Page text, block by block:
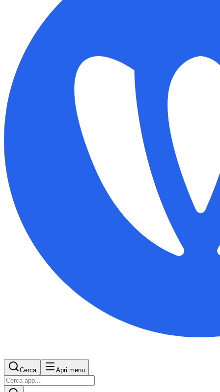
Cerca Apri menu